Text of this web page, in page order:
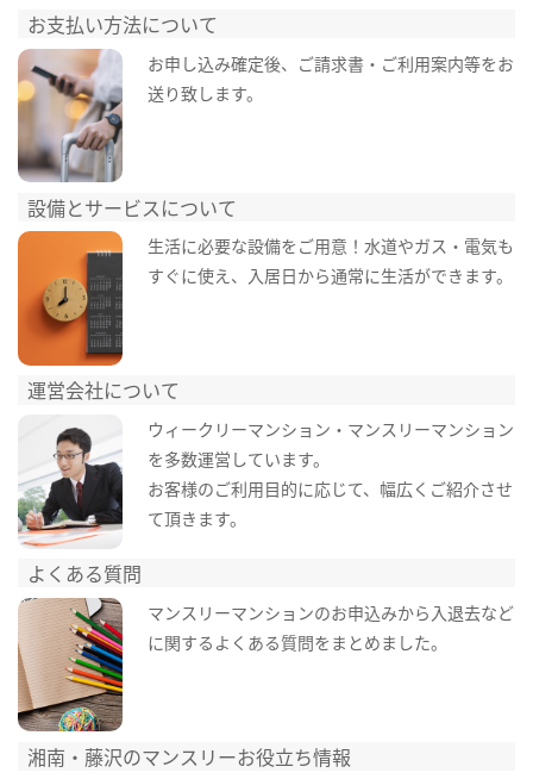
お支払い方法について
お申し込み確定後、ご請求書・ご利用案内等をお
送り致します。
設備とサービスについて
生活に必要な設備をご用意！水道やガス・電気も
すぐに使え、入居日から通常に生活ができます。
運営会社について
ウィークリーマンション・マンスリーマンション
を多数運営しています。
お客様のご利用目的に応じて、幅広くご紹介させ
て頂きます。
よくある質問
マンスリーマンションのお申込みから入退去など
に関するよくある質問をまとめました。
湘南・藤沢のマンスリーお役立ち情報